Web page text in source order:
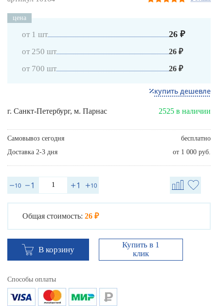
цена
от 1 шт 26 ₽
от 250 шт 26 ₽
от 700 шт 26 ₽
купить дешевле
г. Санкт-Петербург, м. Парнас 2525 в наличии
Самовывоз сегодня
бесплатно
Доставка 2-3 дня
от 1 000 руб.
Общая стоимость: 26 ₽
В корзину
Купить в 1
клик
Способы оплаты